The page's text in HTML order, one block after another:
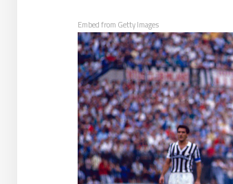
Embed from Getty Images